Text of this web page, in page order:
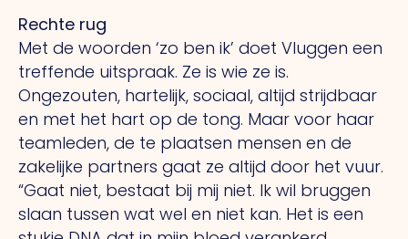
Rechte rug
Met de woorden ‘zo ben ik’ doet Vluggen een
treffende uitspraak. Ze is wie ze is.
Ongezouten, hartelijk, sociaal, altijd strijdbaar
en met het hart op de tong. Maar voor haar
teamleden, de te plaatsen mensen en de
zakelijke partners gaat ze altijd door het vuur.
“Gaat niet, bestaat bij mij niet. Ik wil bruggen
slaan tussen wat wel en niet kan. Het is een